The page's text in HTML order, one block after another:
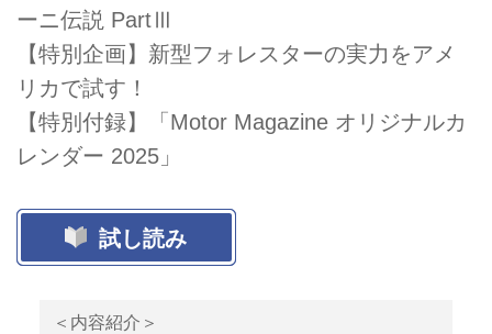
ーニ伝説 PartⅢ
【特別企画】新型フォレスターの実力をアメ
リカで試す！
【特別付録】「Motor Magazine オリジナルカ
レンダー 2025」
試し読み
＜内容紹介＞